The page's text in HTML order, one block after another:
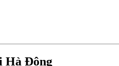
Hà Đông